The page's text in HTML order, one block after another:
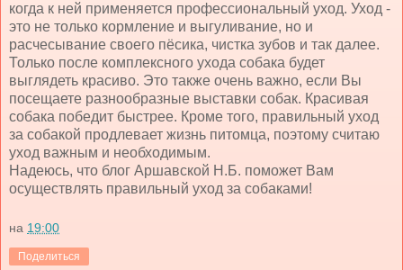
когда к ней применяется профессиональный уход. Уход -
это не только кормление и выгуливание, но и
расчесывание своего пёсика, чистка зубов и так далее.
Только после комплексного ухода собака будет
выглядеть красиво. Это также очень важно, если Вы
посещаете разнообразные выставки собак. Красивая
собака победит быстрее. Кроме того, правильный уход
за собакой продлевает жизнь питомца, поэтому считаю
уход важным и необходимым.
Надеюсь, что блог Аршавской Н.Б. поможет Вам
осуществлять правильный уход за собаками!
на 19:00
Поделиться